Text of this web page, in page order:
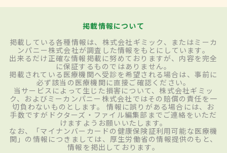
掲載情報について
掲載している各種情報は、株式会社ギミック、またはミーカ
ンパニー株式会社が調査した情報をもとにしています。
出来るだけ正確な情報掲載に努めておりますが、内容を完全
に保証するものではありません。
掲載されている医療機関へ受診を希望される場合は、事前に
必ず該当の医療機関に直接ご確認ください。
当サービスによって生じた損害について、株式会社ギミッ
ク、およびミーカンパニー株式会社ではその賠償の責任を一
切負わないものとします。 情報に誤りがある場合には、お
手数ですがドクターズ・ファイル編集部までご連絡をいただ
けますようお願いいたします。
なお、「マイナンバーカードの健康保険証利用可能な医療機
関」の情報につきましては、厚生労働省の情報提供のもと、
情報を掲出しております。